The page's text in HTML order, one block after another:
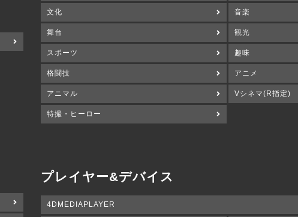
文化 音楽
舞台 観光
スポーツ 趣味
格闘技 アニメ
アニマル Vシネマ(R指定)
特撮・ヒーロー
プレイヤー&デバイス
4DMEDIAPLAYER